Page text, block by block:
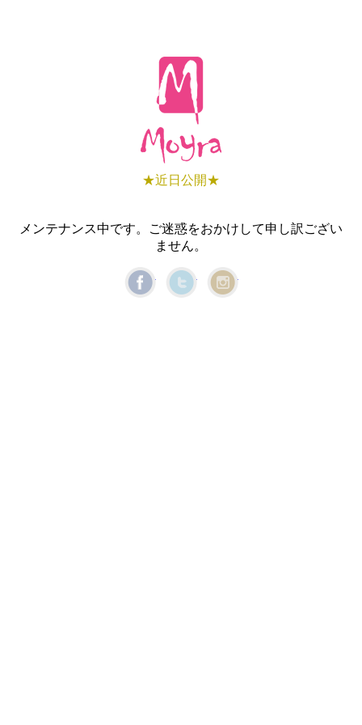
★近日公開★
メンテナンス中です。ご迷惑をおかけして申し訳ござい
ません。
Facebook Twitter